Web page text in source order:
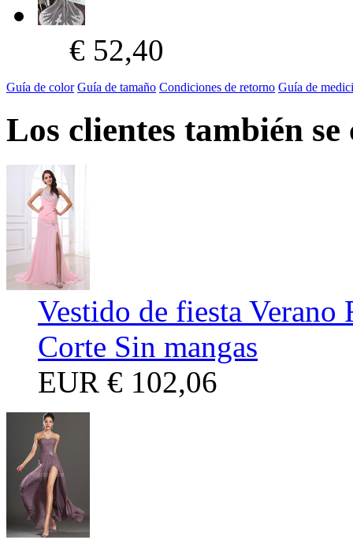
€ 52,40
Guía de color Guía de tamaño Condiciones de retorno Guía de
Los clientes también se
Vestido de fiesta Verano
Corte Sin mangas
EUR € 102,06